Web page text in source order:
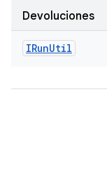
Devoluciones
IRunUtil